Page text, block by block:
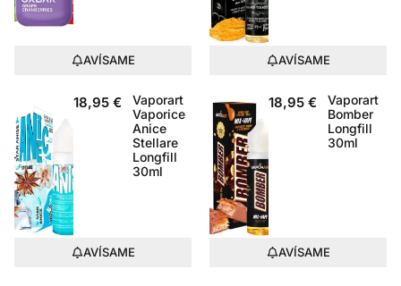
AVÍSAME AVÍSAME
18,95 €
Vaporart
Vaporice
Anice
Stellare
Longfill
30ml
AVÍSAME
18,95 €
Vaporart
Bomber
Longfill
30ml
AVÍSAME